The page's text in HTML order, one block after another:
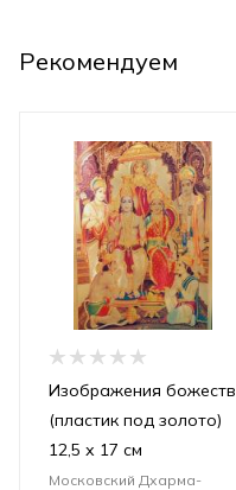
Рекомендуем
Изображения божеств
(пластик под золото)
12,5 х 17 см
Московский Дхарма-